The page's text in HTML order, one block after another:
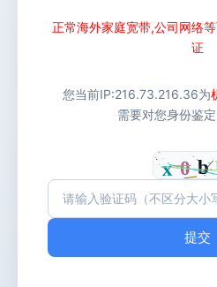
正常海外家庭宽带,公司网络
证
您当前IP:216.73.216.36为
需要对您身份鉴
提交